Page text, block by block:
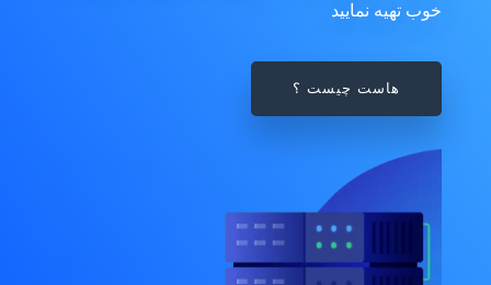
خوب تهیه نمایید
هاست چیست ؟